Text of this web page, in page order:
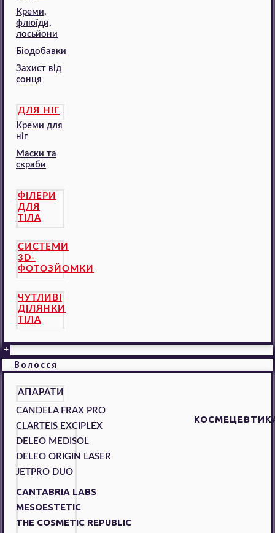
Креми,
флюїди,
лосьйони
Біодобавки
Захист від
сонця
ДЛЯ НІГ
Креми для
ніг
Маски та
скраби
ФІЛЕРИ
ДЛЯ
ТІЛА
СИСТЕМИ
3D-
ФОТОЗЙОМКИ
ЧУТЛИВІ
ДІЛЯНКИ
ТІЛА
+
Волосся
АПАРАТИ
CANDELA FRAX PRO
CLARTEIS EXCIPLEX
DELEO MEDISOL
DELEO ORIGIN LASER
JETPRO DUO
CANTABRIA LABS
MESOESTETIC
THE COSMETIC REPUBLIC